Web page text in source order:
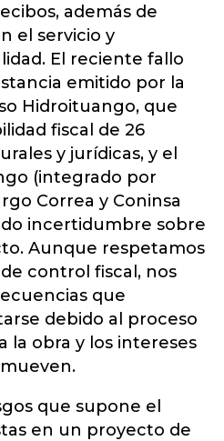
además de
el servicio y
El reciente fallo
emitido por la
Hidroituango, que
fiscal de 26
y jurídicas, y el
(integrado por
Correa y Coninsa
incertidumbre sobre
Aunque respetamos
control fiscal, nos
que
debido al proceso
la obra y los intereses
que supone el
en un proyecto de